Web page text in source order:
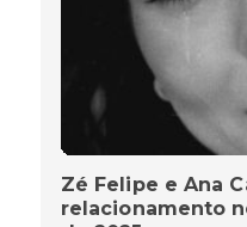
Zé Felipe e Ana
relacionamento